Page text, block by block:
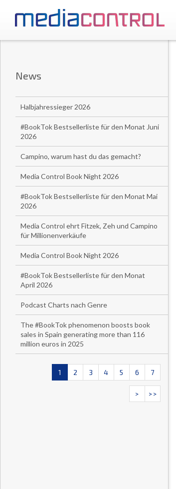
News
Halbjahressieger 2026
#BookTok Bestsellerliste für den Monat Juni
2026
Campino, warum hast du das gemacht?
Media Control Book Night 2026
#BookTok Bestsellerliste für den Monat Mai
2026
Media Control ehrt Fitzek, Zeh und Campino
für Millionenverkäufe
Media Control Book Night 2026
#BookTok Bestsellerliste für den Monat
April 2026
Podcast Charts nach Genre
The #BookTok phenomenon boosts book
sales in Spain generating more than 116
million euros in 2025
1 2 3 4 5 6 7
> >>